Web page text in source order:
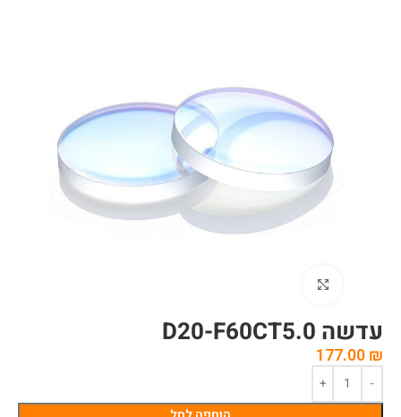
עדשה D20-F60CT5.0
177.00₪